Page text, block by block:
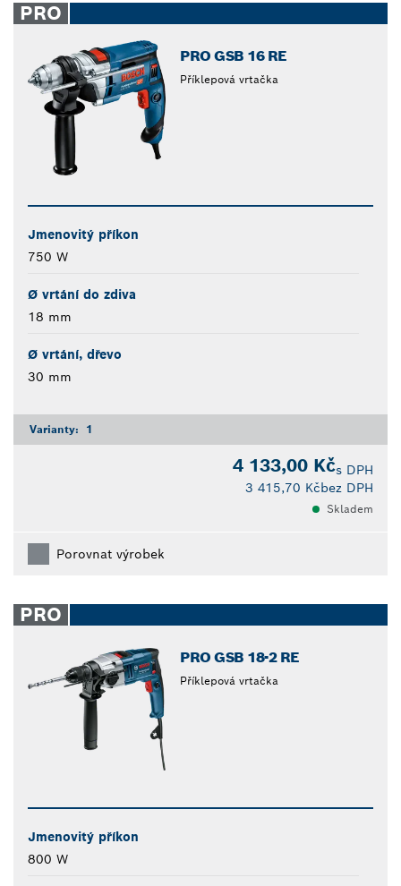
PRO
PRO GSB 16 RE
Příklepová vrtačka
Jmenovitý příkon
750 W
Ø vrtání do zdiva
18 mm
Ø vrtání, dřevo
30 mm
Varianty: 1
4 133,00 Kčs DPH
3 415,70 Kčbez DPH
Skladem
Porovnat výrobek
PRO
PRO GSB 18-2 RE
Příklepová vrtačka
Jmenovitý příkon
800 W